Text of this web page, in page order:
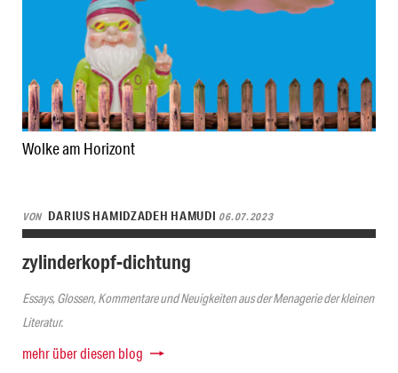
Wolke am Horizont
VON DARIUS HAMIDZADEH HAMUDI 06.07.2023
zylinderkopf-dichtung
Essays, Glossen, Kommentare und Neuigkeiten aus der Menagerie der kleinen
Literatur.
mehr über diesen blog